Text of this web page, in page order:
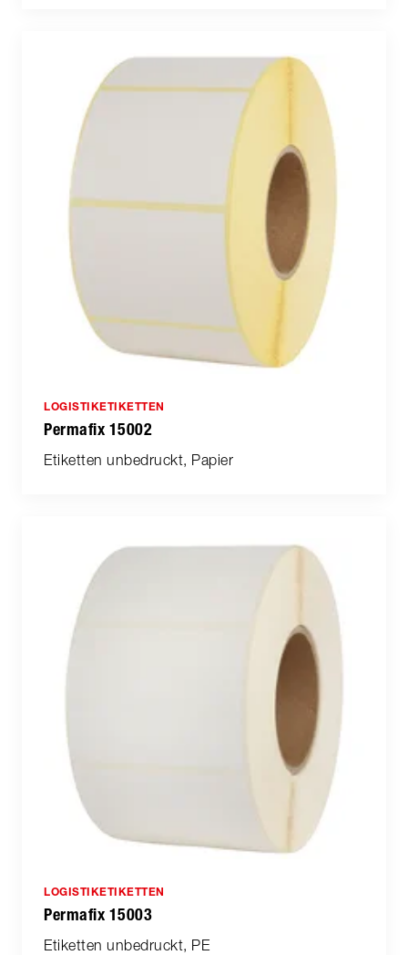
LOGISTIKETIKETTEN
Permafix 15002
Etiketten unbedruckt, Papier
LOGISTIKETIKETTEN
Permafix 15003
Etiketten unbedruckt, PE